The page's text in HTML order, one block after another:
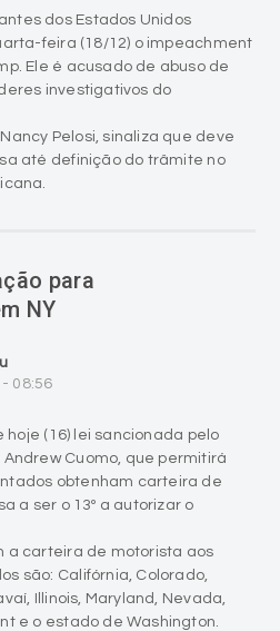
dos Estados Unidos
feira (18/12) o impeachment
Ele é acusado de abuso de
investigativos do
Pelosi, sinaliza que deve
até definição do trâmite no
para
NY
08:56
(16) lei sancionada pelo
Cuomo, que permitirá
obtenham carteira de
a ser o 13º a autorizar o
a carteira de motorista aos
são: Califórnia, Colorado,
Illinois, Maryland, Nevada,
e o estado de Washington.